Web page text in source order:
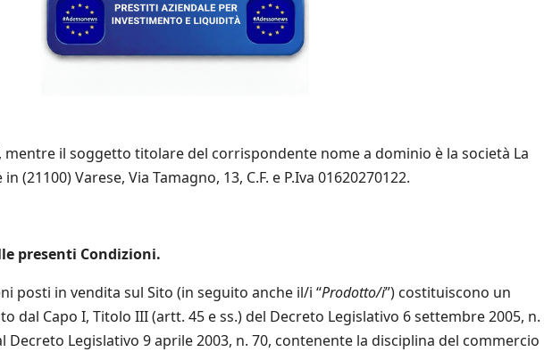
mentre il soggetto titolare del corrispondente nome a dominio è la società La
(21100) Varese, Via Tamagno, 13, C.F. e P.Iva 01620270122.
presenti Condizioni.
posti in vendita sul Sito (in seguito anche il/i “Prodotto/i”) costituiscono un
dal Capo I, Titolo III (artt. 45 e ss.) del Decreto Legislativo 6 settembre 2005, n.
Decreto Legislativo 9 aprile 2003, n. 70, contenente la disciplina del commercio